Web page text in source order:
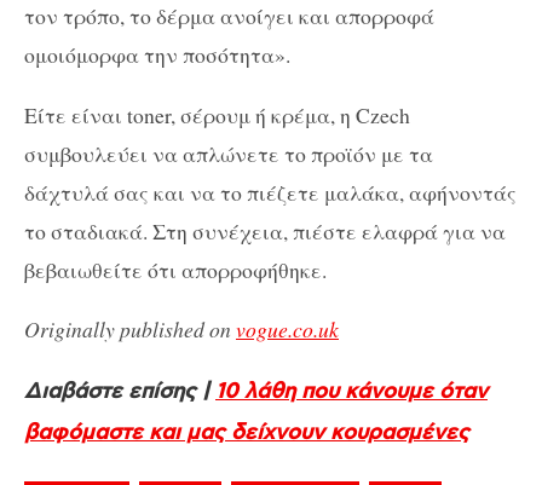
τον τρόπο, το δέρμα ανοίγει και απορροφά
ομοιόμορφα την ποσότητα».
Είτε είναι toner, σέρουμ ή κρέμα, η Czech
συμβουλεύει να απλώνετε το προϊόν με τα
δάχτυλά σας και να το πιέζετε μαλάκα, αφήνοντάς
το σταδιακά. Στη συνέχεια, πιέστε ελαφρά για να
βεβαιωθείτε ότι απορροφήθηκε.
Originally published on vogue.co.uk
Διαβάστε επίσης | 10 λάθη που κάνουμε όταν
βαφόμαστε και μας δείχνουν κουρασμένες